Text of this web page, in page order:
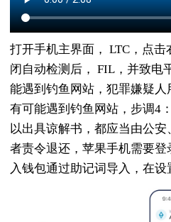
打开手机主界面， LTC，点
闭自动检测后， FIL，并致电
能遇到钓鱼网站，犯罪嫌疑
有可能遇到钓鱼网站，步调4
以出具谅解书，都应当由公
者责令退还，苹果手机需要
入钱包通过助记词导入，在设